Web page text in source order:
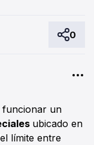
0
funcionar un
ubicado en
límite entre